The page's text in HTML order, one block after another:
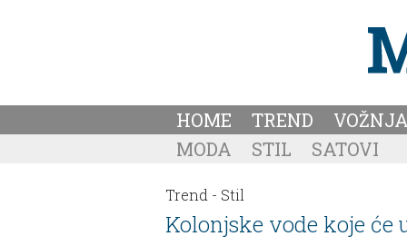
HOME TREND VOŽNJA
MODA
STIL SATOVI
Trend - Stil
Kolonjske vode koje